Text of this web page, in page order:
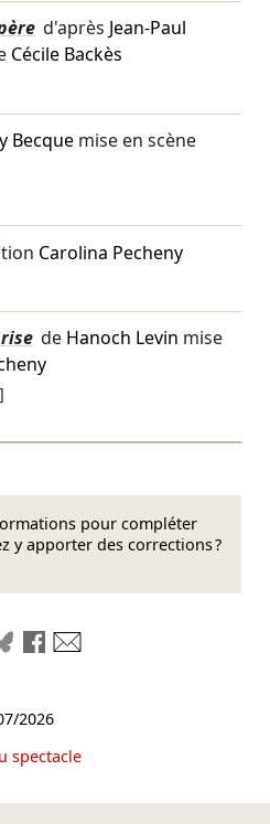
d'après Jean-Paul
Cécile Backès
Becquemise en scène
Carolina Pecheny
de Hanoch Levin mise
pour compléter
y apporter des corrections ?
liensur LinkedIn
sur Mastodon
Partager sur Bluesky
Partager sur Facebook
2026
spectacle